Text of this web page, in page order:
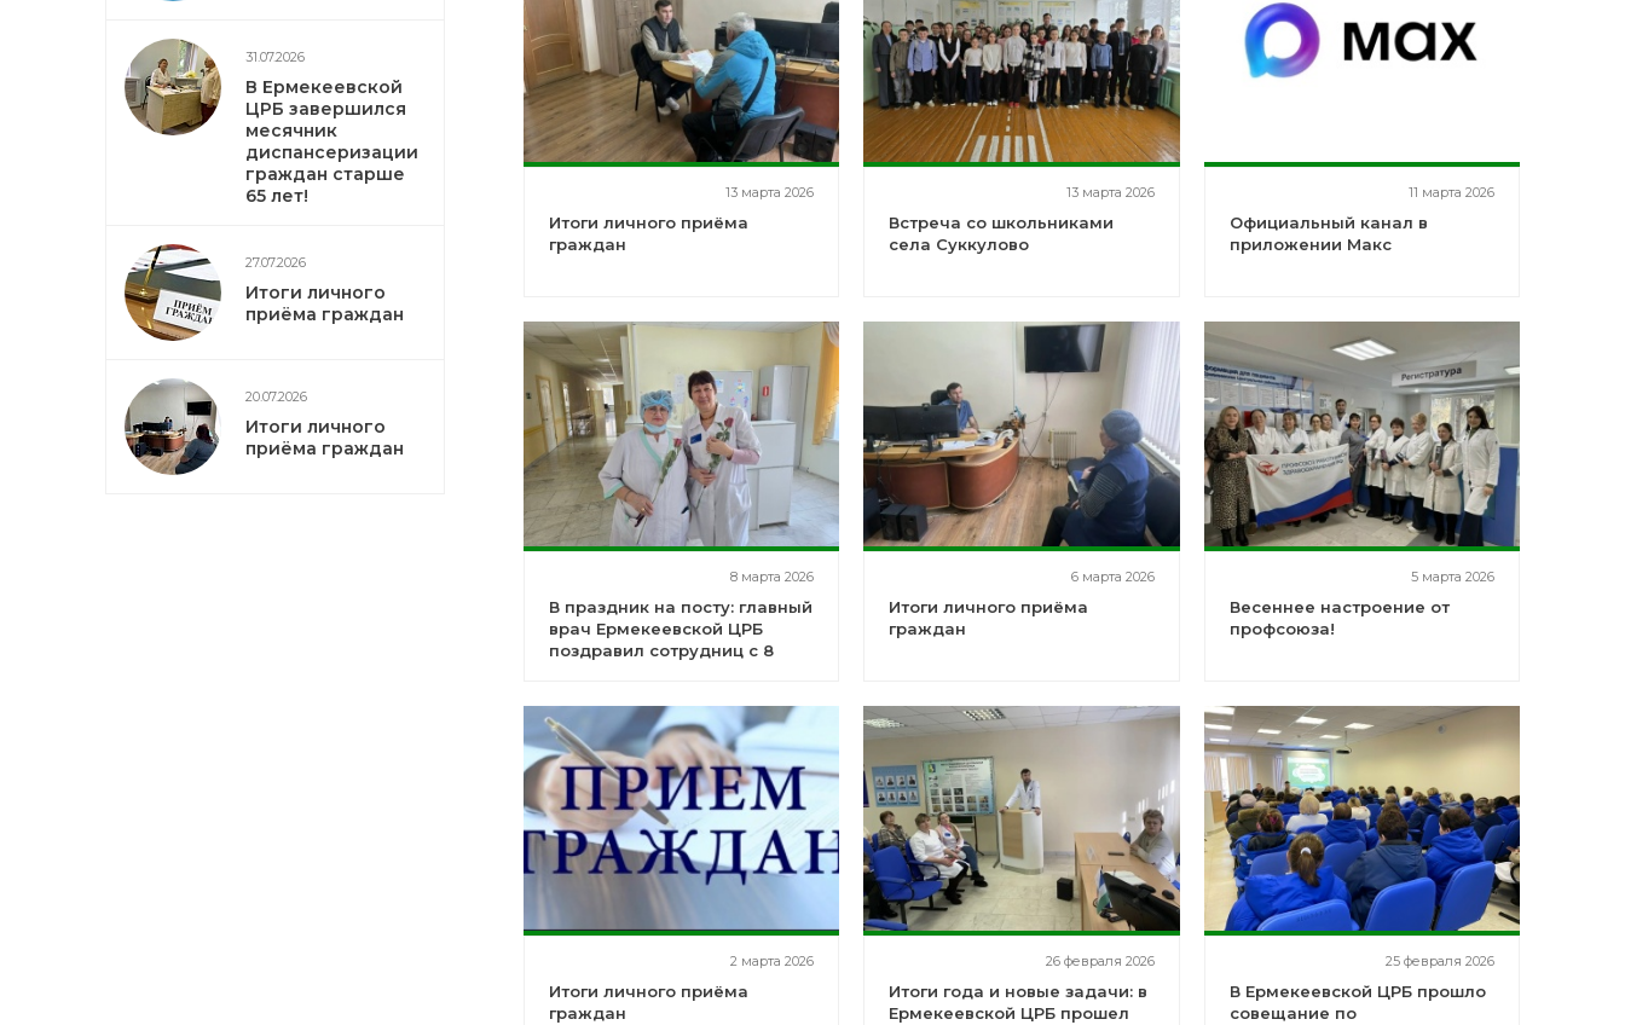
31.07.2026
В Ермекеевской
ЦРБ завершился
месячник
диспансеризации
граждан старше
65 лет!
27.07.2026
Итоги личного
приёма граждан
20.07.2026
Итоги личного
приёма граждан
13 марта 2026
Итоги личного приёма
граждан
13 марта 2026
Встреча со школьниками
села Суккулово
11 марта 2026
Официальный канал в
приложении Макс
8 марта 2026
В праздник на посту: главный
врач Ермекеевской ЦРБ
поздравил сотрудниц с 8
6 марта 2026
Итоги личного приёма
граждан
5 марта 2026
Весеннее настроение от
профсоюза!
2 марта 2026
Итоги личного приёма
граждан
26 февраля 2026
Итоги года и новые задачи: в
Ермекеевской ЦРБ прошел
25 февраля 2026
В Ермекеевской ЦРБ прошло
совещание по